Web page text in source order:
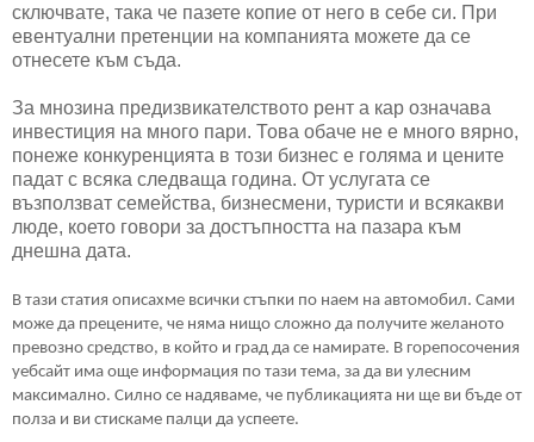
сключвате, така че пазете копие от него в себе си. При
евентуални претенции на компанията можете да се
отнесете към съда.
За мнозина предизвикателството рент а кар означава
инвестиция на много пари. Това обаче не е много вярно,
понеже конкуренцията в този бизнес е голяма и цените
падат с всяка следваща година. От услугата се
възползват семейства, бизнесмени, туристи и всякакви
люде, което говори за достъпността на пазара към
днешна дата.
В тази статия описахме всички стъпки по наем на автомобил. Сами
може да прецените, че няма нищо сложно да получите желаното
превозно средство, в който и град да се намирате. В горепосочения
уебсайт има още информация по тази тема, за да ви улесним
максимално. Силно се надяваме, че публикацията ни ще ви бъде от
полза и ви стискаме палци да успеете.